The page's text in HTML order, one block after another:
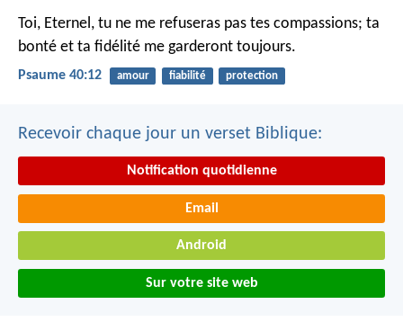
Toi, Eternel, tu ne me refuseras pas tes compassions; ta
bonté et ta fidélité me garderont toujours.
Psaume 40:12 amour fiabilité protection
Recevoir chaque jour un verset Biblique:
Notification quotidienne
Email
Android
Sur votre site web